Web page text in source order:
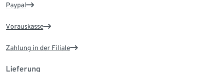
Paypal
Vorauskasse
Zahlung in der Filiale
Lieferung